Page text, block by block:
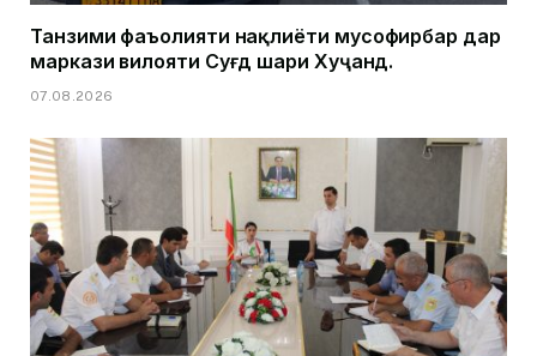
Танзими фаъолияти нақлиёти мусофирбар дар
маркази вилояти Суғд шаҳри Хуҷанд.
07.08.2026